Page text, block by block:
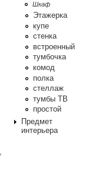
Шкаф
Этажерка
купе
стенка
встроенный
тумбочка
комод
полка
стеллаж
тумбы ТВ
простой
Предмет
интерьера